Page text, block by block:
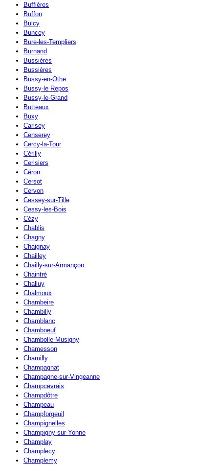
Buffières
Buffon
Bulcy
Buncey
Bure-les-Templiers
Burnand
Bussières
Bussières
Bussy-en-Othe
Bussy-le Repos
Bussy-le-Grand
Butteaux
Buxy
Carisey
Censerey
Cercy-la-Tour
Cérilly
Cerisiers
Céron
Cersot
Cervon
Cessey-sur-Tille
Cessy-les-Bois
Cézy
Chablis
Chagny
Chaignay
Chailley
Chailly-sur-Armançon
Chaintré
Challuy
Chalmoux
Chambeire
Chambilly
Chamblanc
Chamboeuf
Chambolle-Musigny
Chamesson
Chamilly
Champagnat
Champagne-sur-Vingeanne
Champcevrais
Champdôtre
Champeau
Champforgeuil
Champignelles
Champigny-sur-Yonne
Champlay
Champlecy
Champlemy